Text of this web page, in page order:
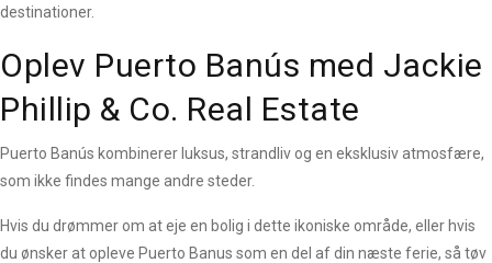
destinationer.
Oplev Puerto Banús med Jackie
Phillip & Co. Real Estate
Puerto Banús kombinerer luksus, strandliv og en eksklusiv atmosfære,
som ikke findes mange andre steder.
Hvis du drømmer om at eje en bolig i dette ikoniske område, eller hvis
du ønsker at opleve Puerto Banus som en del af din næste ferie, så tøv